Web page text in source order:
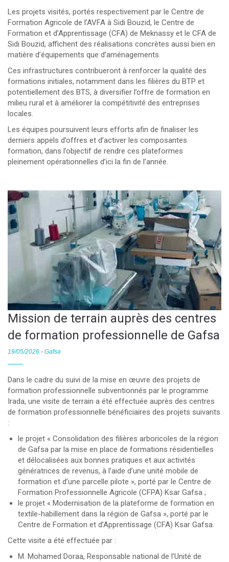
Les projets visités, portés respectivement par le Centre de
Formation Agricole de l’AVFA à Sidi Bouzid, le Centre de
Formation et d’Apprentissage (CFA) de Meknassy et le CFA de
Sidi Bouzid, affichent des réalisations concrètes aussi bien en
matière d’équipements que d’aménagements.
Ces infrastructures contribueront à renforcer la qualité des
formations initiales, notamment dans les filières du BTP et
potentiellement des BTS, à diversifier l’offre de formation en
milieu rural et à améliorer la compétitivité des entreprises
locales.
Les équipes poursuivent leurs efforts afin de finaliser les
derniers appels d’offres et d’activer les composantes
formation, dans l’objectif de rendre ces plateformes
pleinement opérationnelles d’ici la fin de l’année.
Mission de terrain auprès des centres
de formation professionnelle de Gafsa
19/05/2026 - Gafsa
Dans le cadre du suivi de la mise en œuvre des projets de
formation professionnelle subventionnés par le programme
Irada, une visite de terrain a été effectuée auprès des centres
de formation professionnelle bénéficiaires des projets suivants
:
le projet « Consolidation des filières arboricoles de la région
de Gafsa par la mise en place de formations résidentielles
et délocalisées aux bonnes pratiques et aux activités
génératrices de revenus, à l’aide d’une unité mobile de
formation et d’une parcelle pilote », porté par le Centre de
Formation Professionnelle Agricole (CFPA) Ksar Gafsa ;
le projet « Modernisation de la plateforme de formation en
textile-habillement dans la région de Gafsa », porté par le
Centre de Formation et d’Apprentissage (CFA) Ksar Gafsa.
Cette visite a été effectuée par :
M. Mohamed Doraa, Responsable national de l’Unité de